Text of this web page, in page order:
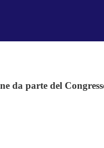
da parte del